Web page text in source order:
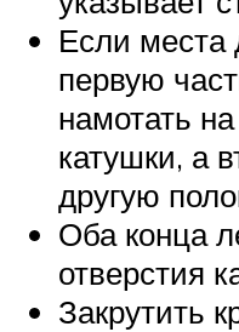
Если места
первую
намотать
катушки, а
другую
Оба конца
отверстия
Закрутить